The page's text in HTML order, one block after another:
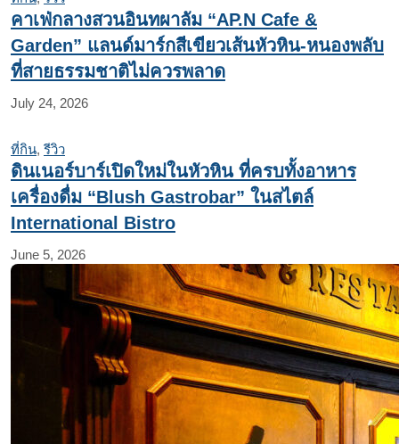
คาเฟ่กลางสวนอินทผาลัม “AP.N Cafe &
Garden” แลนด์มาร์กสีเขียวเส้นหัวหิน-หนองพลับ
ที่สายธรรมชาติไม่ควรพลาด
July 24, 2026
ที่กิน, รีวิว
ดินเนอร์บาร์เปิดใหม่ในหัวหิน ที่ครบทั้งอาหาร
เครื่องดื่ม “Blush Gastrobar” ในสไตล์
International Bistro
June 5, 2026